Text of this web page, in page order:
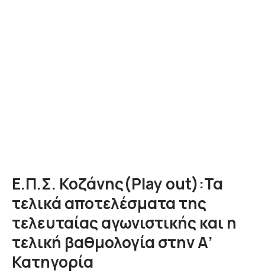
Ε.Π.Σ. Κοζάνης(Play οut):Τα
τελικά αποτελέσματα της
τελευταίας αγωνιστικής και η
τελική βαθμολογία στην Α’
Κατηγορία